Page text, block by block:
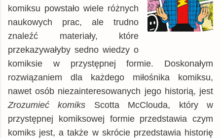
komiksu powstało wiele różnych
naukowych prac, ale trudno
znaleźć materiały, które
przekazywałyby sedno wiedzy o
komiksie w przystępnej formie. Doskonałym
rozwiązaniem dla każdego miłośnika komiksu,
nawet osób niezainteresowanych jego historią, jest
Zrozumieć komiks Scotta McClouda, który w
przystępnej komiksowej formie przedstawia czym
komiks jest, a także w skrócie przedstawia historię